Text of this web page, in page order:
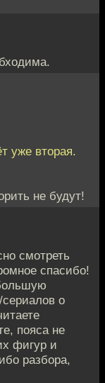
уже вторая.
не будут!
смотреть
спасибо!
о
пояса не
фигур и
разбора,